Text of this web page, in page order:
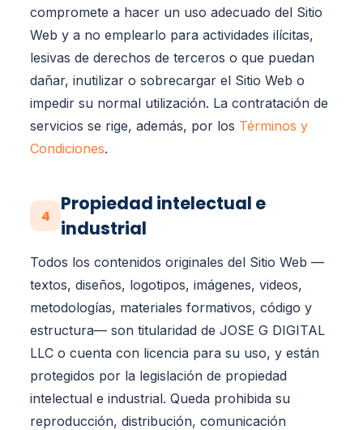
compromete a hacer un uso adecuado del Sitio
Web y a no emplearlo para actividades ilícitas,
lesivas de derechos de terceros o que puedan
dañar, inutilizar o sobrecargar el Sitio Web o
impedir su normal utilización. La contratación de
servicios se rige, además, por los Términos y
Condiciones.
4
Propiedad intelectual e
industrial
Todos los contenidos originales del Sitio Web —
textos, diseños, logotipos, imágenes, videos,
metodologías, materiales formativos, código y
estructura— son titularidad de JOSE G DIGITAL
LLC o cuenta con licencia para su uso, y están
protegidos por la legislación de propiedad
intelectual e industrial. Queda prohibida su
reproducción, distribución, comunicación